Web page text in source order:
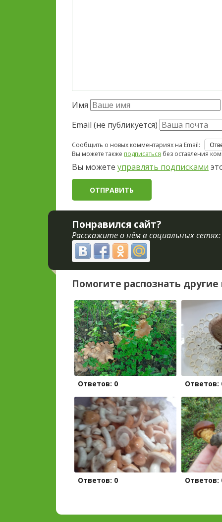
Имя
Email (не публикуется)
Сообщить о новых комментариях на Email:
Вы можете также подписаться без оставления
Вы можете управлять подписками
Понравился сайт?
Расскажите о нём в социальных сетях:
Помогите распознать другие
Ответов: 0 Ответов:
Ответов: 0 Ответов: